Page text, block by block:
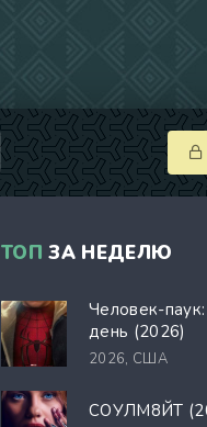
ТОП ЗА НЕДЕЛЮ
Человек-
день (2026)
2026, США
СОУЛМ8ЙТ